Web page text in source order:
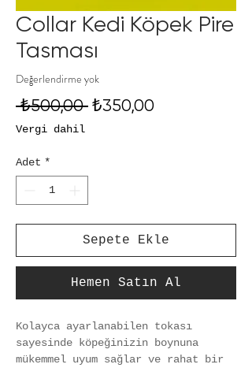
Collar Kedi Köpek Pire
Tasması
Değerlendirme yok
₺500,00 Normal
₺350,00İndirimli
Vergi dahil
Adet *
Sepete Ekle
Hemen Satın Al
Kolayca ayarlanabilen tokası
sayesinde köpeğinizin boynuna
mükemmel uyum sağlar ve rahat bir